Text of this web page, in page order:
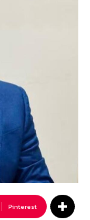
Pinterest